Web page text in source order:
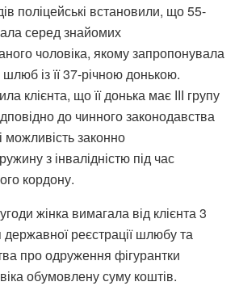
поліцейські встановили, що 55-
серед знайомих
чоловіка, якому запропонувала
із її 37-річною донькою.
клієнта, що її донька має ІІІ групу
до чинного законодавства
можливість законно
з інвалідністю під час
кордону.
жінка вимагала від клієнта 3
реєстрації шлюбу та
про одруження фігурантки
обумовлену суму коштів.